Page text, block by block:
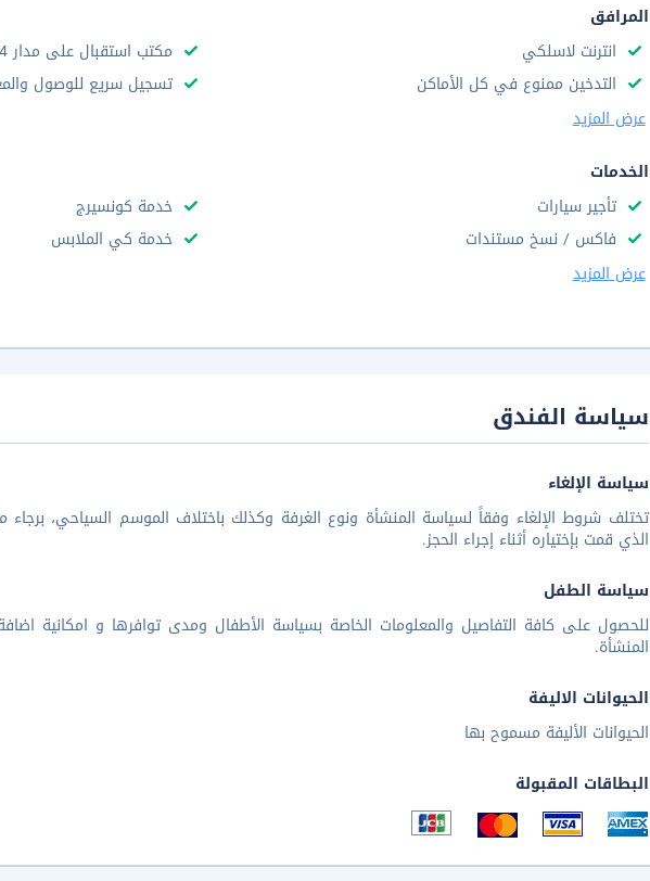
المرافق
انترنت لاسلكي
مكتب استقبال على مدار 24 ساعة
التدخين ممنوع في كل الأماكن
تسجيل سريع للوصول
عرض المزيد
الخدمات
تأجير سيارات
خدمة كونسيرج
فاكس / نسخ مستندات
خدمة كي الملابس
عرض المزيد
سياسة الفندق
سياسة الإلغاء
تختلف شروط الإلغاء وفقاً لسياسة المنشأة ونوع الغرفة وكذلك باختلاف الموسم السياحي، برجاء
الذي قمت بإختياره أثناء إجراء الحجز.
سياسة الطفل
للحصول على كافة التفاصيل والمعلومات الخاصة بسياسة الأطفال ومدى توافرها و امكانية
المنشأة.
الحيوانات الاليفة
الحيوانات الأليفة مسموح بها
البطاقات المقبولة